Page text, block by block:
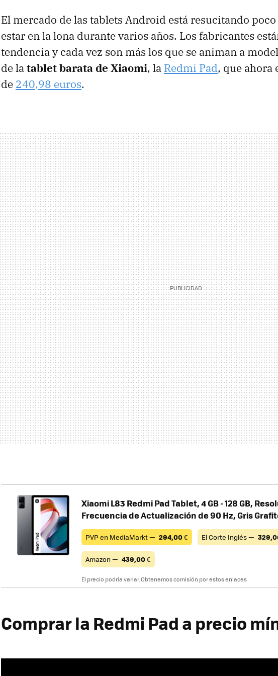
El mercado de las tablets Android está resucitando poco
estar en la lona durante varios años. Los fabricantes
tendencia y cada vez son más los que se animan a
de latablet barata de Xiaomi, la Redmi Pad, que ahora
de 240,98 euros.
Xiaomi L83 Redmi Pad Tablet, 4 GB - 128 GB,
Frecuencia de Actualización de 90 Hz, Gris
PVP en MediaMarkt — 294,00€ El Corte Inglés —
Amazon — 439,00€
El precio podría variar. Obtenemos comisión por estos enlaces
Comprar la Redmi Pad a precio